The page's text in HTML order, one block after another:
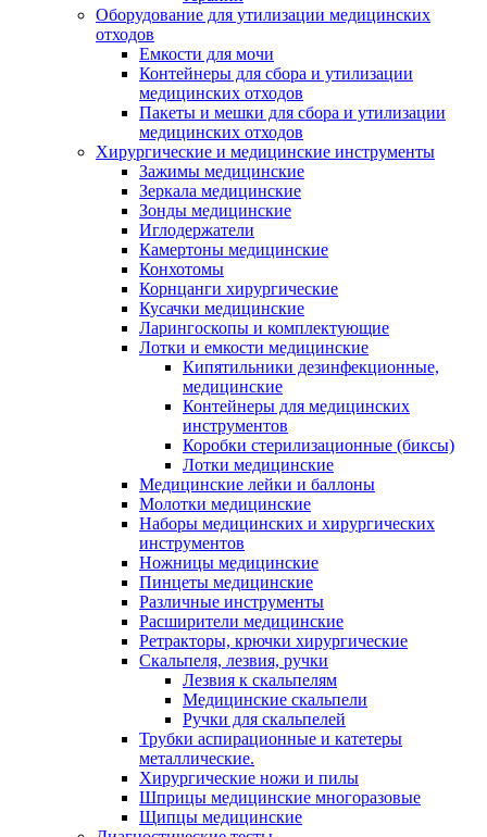
Оборудование для утилизации медицинских
отходов
Емкости для мочи
Контейнеры для сбора и утилизации
медицинских отходов
Пакеты и мешки для сбора и утилизации
медицинских отходов
Хирургические и медицинские инструменты
Зажимы медицинские
Зеркала медицинские
Зонды медицинские
Иглодержатели
Камертоны медицинские
Конхотомы
Корнцанги хирургические
Кусачки медицинские
Ларингоскопы и комплектующие
Лотки и емкости медицинские
Кипятильники дезинфекционные,
медицинские
Контейнеры для медицинских
инструментов
Коробки стерилизационные (биксы)
Лотки медицинские
Медицинские лейки и баллоны
Молотки медицинские
Наборы медицинских и хирургических
инструментов
Ножницы медицинские
Пинцеты медицинские
Различные инструменты
Расширители медицинские
Ретракторы, крючки хирургические
Скальпеля, лезвия, ручки
Лезвия к скальпелям
Медицинские скальпели
Ручки для скальпелей
Трубки аспирационные и катетеры
металлические.
Хирургические ножи и пилы
Шприцы медицинские многоразовые
Щипцы медицинские